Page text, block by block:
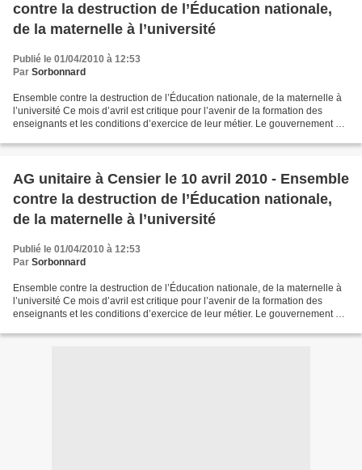
contre la destruction de l’Éducation nationale,
de la maternelle à l’université
Publié le 01/04/2010 à 12:53
Par Sorbonnard
Ensemble contre la destruction de l’Éducation nationale, de la maternelle à
l’université Ce mois d’avril est critique pour l’avenir de la formation des
enseignants et les conditions d’exercice de leur métier. Le gouvernement est
AG unitaire à Censier le 10 avril 2010 - Ensemble
contre la destruction de l’Éducation nationale,
de la maternelle à l’université
Publié le 01/04/2010 à 12:53
Par Sorbonnard
Ensemble contre la destruction de l’Éducation nationale, de la maternelle à
l’université Ce mois d’avril est critique pour l’avenir de la formation des
enseignants et les conditions d’exercice de leur métier. Le gouvernement est